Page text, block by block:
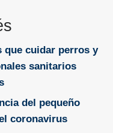
que cuidar perros y
sanitarios
del pequeño
coronavirus